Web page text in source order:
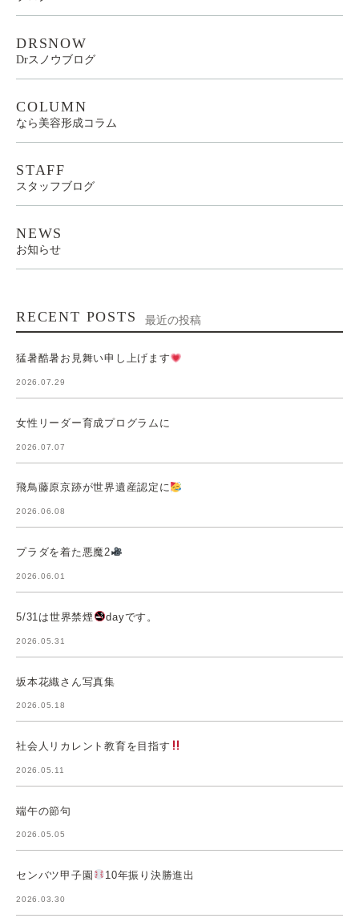
DRSNOW
Drスノウブログ
COLUMN
なら美容形成コラム
STAFF
スタッフブログ
NEWS
お知らせ
RECENT POSTS 最近の投稿
猛暑酷暑お見舞い申し上げます
2026.07.29
女性リーダー育成プログラムに
2026.07.07
飛鳥藤原京跡が世界遺産認定に
2026.06.08
プラダを着た悪魔2
2026.06.01
5/31は世界禁煙 dayです。
2026.05.31
坂本花織さん写真集
2026.05.18
社会人リカレント教育を目指す
2026.05.11
端午の節句
2026.05.05
センバツ甲子園 10年振り決勝進出
2026.03.30